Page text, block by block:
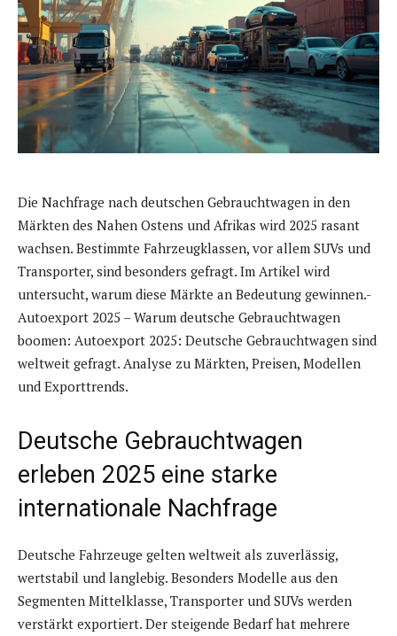
Die Nachfrage nach deutschen Gebrauchtwagen in den
Märkten des Nahen Ostens und Afrikas wird 2025 rasant
wachsen. Bestimmte Fahrzeugklassen, vor allem SUVs und
Transporter, sind besonders gefragt. Im Artikel wird
untersucht, warum diese Märkte an Bedeutung gewinnen.-
Autoexport 2025 – Warum deutsche Gebrauchtwagen
boomen: Autoexport 2025: Deutsche Gebrauchtwagen sind
weltweit gefragt. Analyse zu Märkten, Preisen, Modellen
und Exporttrends.
Deutsche Gebrauchtwagen
erleben 2025 eine starke
internationale Nachfrage
Deutsche Fahrzeuge gelten weltweit als zuverlässig,
wertstabil und langlebig. Besonders Modelle aus den
Segmenten Mittelklasse, Transporter und SUVs werden
verstärkt exportiert. Der steigende Bedarf hat mehrere